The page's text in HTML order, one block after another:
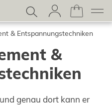
& Entspannungstechniken
&
genau dort kann er